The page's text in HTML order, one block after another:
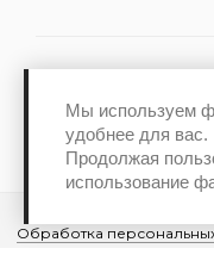
Интернет-магазин
Обработка
Мы используем
удобнее для вас.
Продолжая
использование